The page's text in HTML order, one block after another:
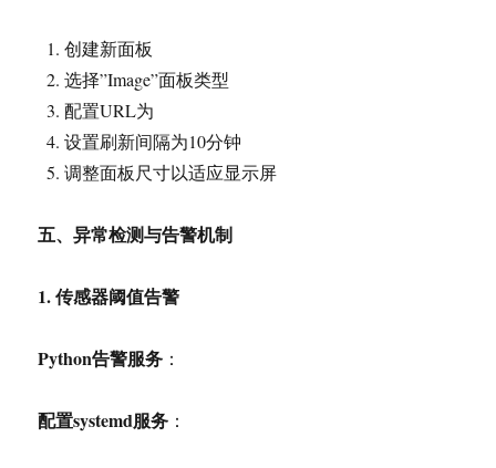
创建新面板
选择”Image”面板类型
配置URL为
设置刷新间隔为10分钟
调整面板尺寸以适应显示屏
五、异常检测与告警机制
1.传感器阈值告警
Python告警服务 ：
配置systemd服务 ：